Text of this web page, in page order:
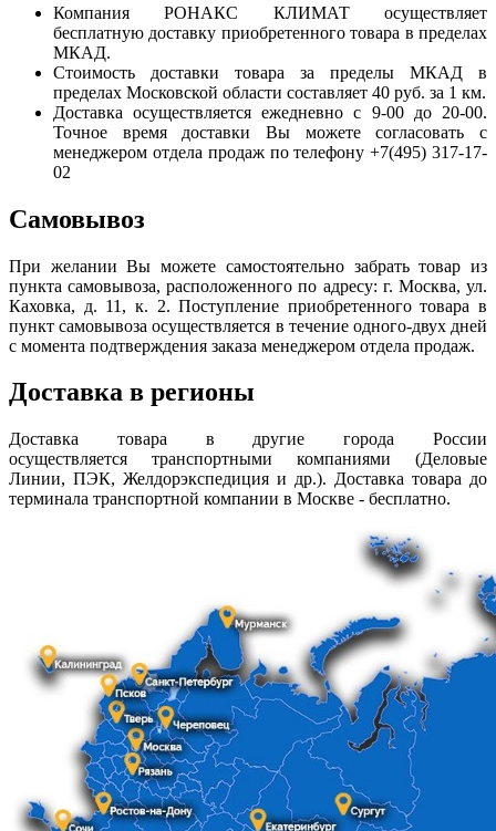
Компания РОНАКС КЛИМАТ осуществляет
бесплатную доставку приобретенного товара в пределах
МКАД.
Стоимость доставки товара за пределы МКАД в
пределах Московской области составляет 40 руб. за 1 км.
Доставка осуществляется ежедневно с 9-00 до 20-00.
Точное время доставки Вы можете согласовать с
менеджером отдела продаж по телефону +7(495) 317-17-
02
Самовывоз
При желании Вы можете самостоятельно забрать товар из
пункта самовывоза, расположенного по адресу: г. Москва, ул.
Каховка, д. 11, к. 2. Поступление приобретенного товара в
пункт самовывоза осуществляется в течение одного-двух дней
с момента подтверждения заказа менеджером отдела продаж.
Доставка в регионы
Доставка товара в другие города России
осуществляется транспортными компаниями (Деловые
Линии, ПЭК, Желдорэкспедиция и др.). Доставка товара до
терминала транспортной компании в Москве - бесплатно.